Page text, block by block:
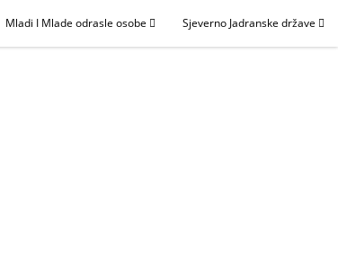
Mladi I Mlade odrasle osobe Sjeverno Jadranske države